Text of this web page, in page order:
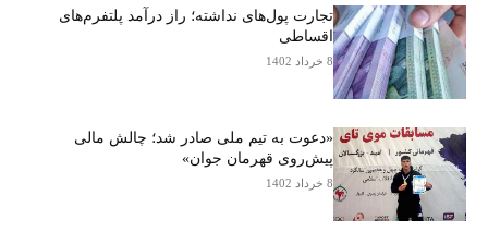
تجارت پول‌های نداشته؛ راز درآمد پلتفرم‌های
اقساطی
8 خرداد 1402
«دعوت به تیم ملی صادر شد؛ چالش مالی
پیش‌روی قهرمان جوان»
8 خرداد 1402